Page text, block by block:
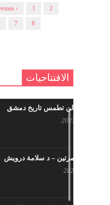
‹ Previous 1 2
7 8
الافتتاحيات
حرائقكم لن تطمس تاريخ دمشق
لا تقتلونا مرتين – د سلامة درويش